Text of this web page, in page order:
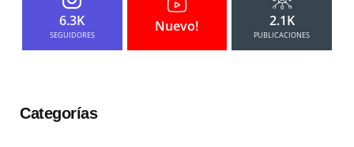
6.3K
SEGUIDORES
Nuevo! 2.1K
PUBLICACIONES
Categorías